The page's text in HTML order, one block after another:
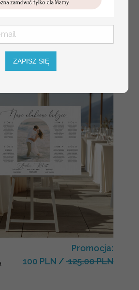
na
10 PLN/13.00 PLN
Promocja:
100 PLN / 125.00 PLN
ZAPISZ SIĘ